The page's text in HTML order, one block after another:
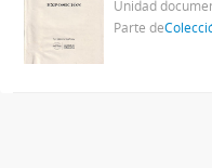
Unidad
Parte de